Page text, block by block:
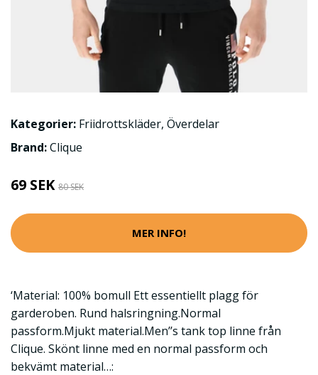
Kategorier: Friidrottskläder, Överdelar
Brand:Clique
69 SEK 80 SEK
MER INFO!
‘Material: 100% bomull Ett essentiellt plagg för
garderoben. Rund halsringning.Normal
passform.Mjukt material.Men’’s tank top linne från
Clique. Skönt linne med en normal passform och
bekvämt material…: